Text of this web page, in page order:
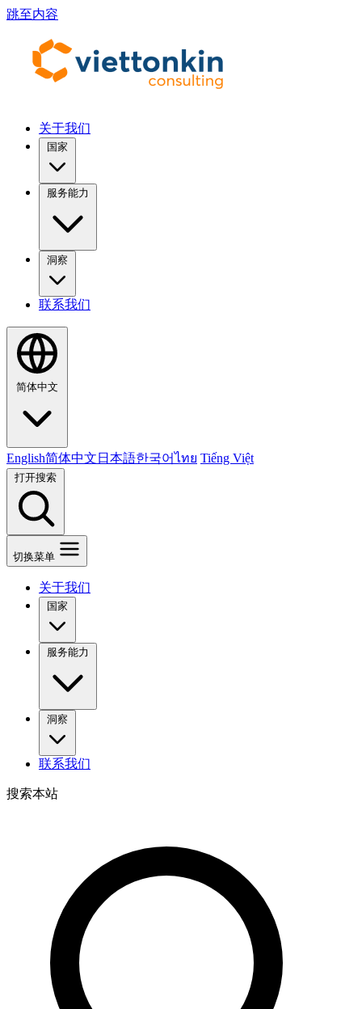
跳至内容
关于我们
国家
服务能力
洞察
联系我们
简体中文
English简体中文 日本語한국어ไทย Tiếng Việt
打开搜索
切换菜单
关于我们
国家
服务能力
洞察
联系我们
搜索本站